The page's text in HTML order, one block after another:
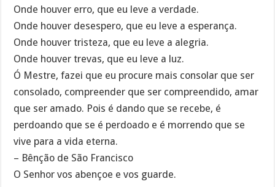
Onde houver erro, que eu leve a verdade.
Onde houver desespero, que eu leve a esperança.
Onde houver tristeza, que eu leve a alegria.
Onde houver trevas, que eu leve a luz.
Ó Mestre, fazei que eu procure mais consolar que ser
consolado, compreender que ser compreendido, amar
que ser amado. Pois é dando que se recebe, é
perdoando que se é perdoado e é morrendo que se
vive para a vida eterna.
– Bênção de São Francisco
O Senhor vos abençoe e vos guarde.